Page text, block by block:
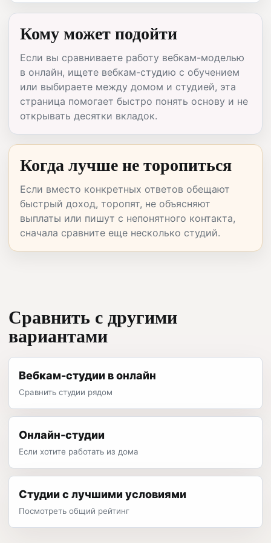
Кому может подойти
Если вы сравниваете работу вебкам-моделью
в онлайн, ищете вебкам-студию с обучением
или выбираете между домом и студией, эта
страница помогает быстро понять основу и не
открывать десятки вкладок.
Когда лучше не торопиться
Если вместо конкретных ответов обещают
быстрый доход, торопят, не объясняют
выплаты или пишут с непонятного контакта,
сначала сравните еще несколько студий.
Сравнить с другими
вариантами
Вебкам-студии в онлайн
Сравнить студии рядом
Онлайн-студии
Если хотите работать из дома
Студии с лучшими условиями
Посмотреть общий рейтинг